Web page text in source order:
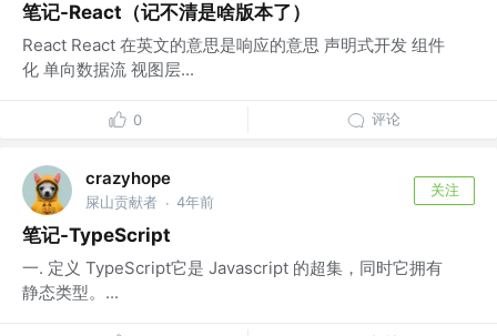
笔记-React（记不清是啥版本了）
React React 在英文的意思是响应的意思 声明式开发 组件
化 单向数据流 视图层...
0 评论
crazyhope
屎山贡献者 · 4年前
关注
笔记-TypeScript
一. 定义 TypeScript它是 Javascript 的超集，同时它拥有
静态类型。...